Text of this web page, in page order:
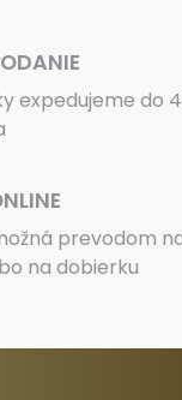
expedujeme do
prevodom
na dobierku